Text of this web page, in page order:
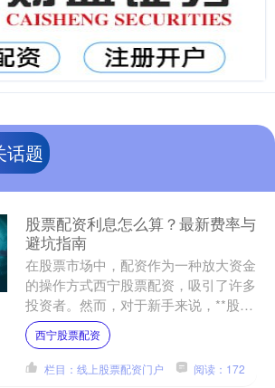
话题
股票配资利息怎么算？最新费率与
避坑指南
在股票市场中，配资作为一种放大资金
的操作方式西宁股票配资，吸引了许多
投资者。然而，对于新手来说，**股票
配资利息怎么算**常常是一个令人困惑
的问题。本文将详细解....
西宁股票配资
栏目：线上股票配资门户 阅读：172